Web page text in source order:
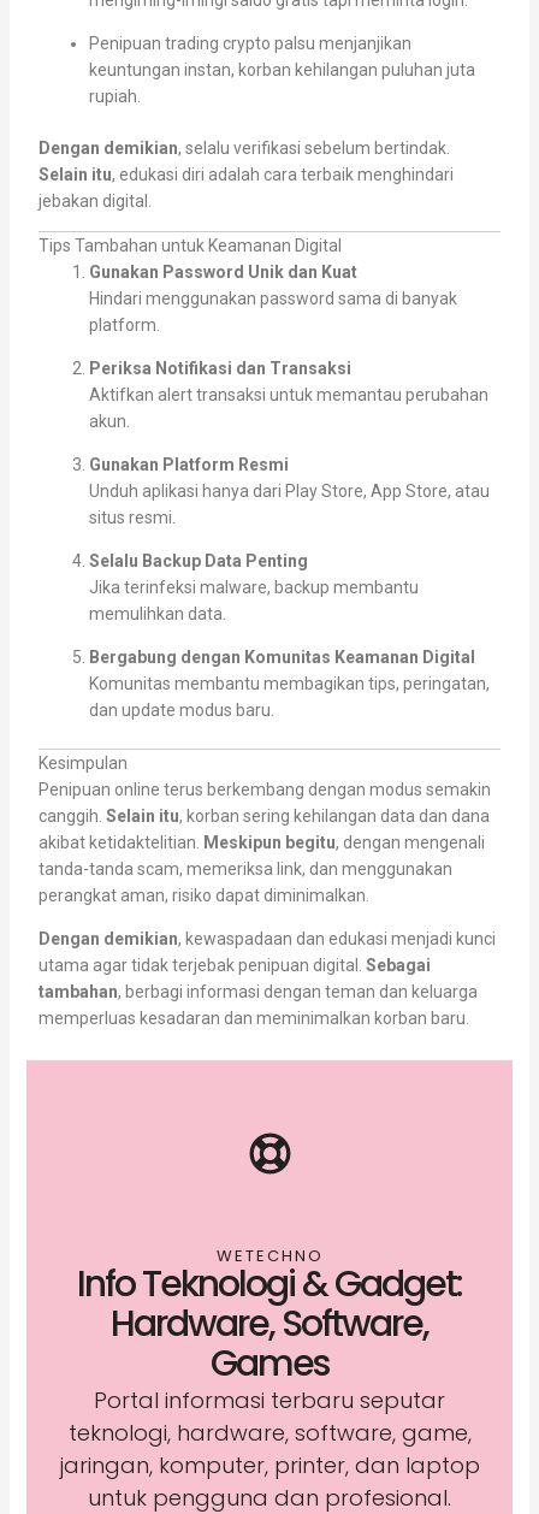
Penipuan trading crypto palsu menjanjikan
keuntungan instan, korban kehilangan puluhan juta
rupiah.
Dengan demikian, selalu verifikasi sebelum bertindak.
Selain itu, edukasi diri adalah cara terbaik menghindari
jebakan digital.
Tips Tambahan untuk Keamanan Digital
Gunakan Password Unik dan Kuat
Hindari menggunakan password sama di banyak
platform.
Periksa Notifikasi dan Transaksi
Aktifkan alert transaksi untuk memantau perubahan
akun.
Gunakan Platform Resmi
Unduh aplikasi hanya dari Play Store, App Store, atau
situs resmi.
Selalu Backup Data Penting
Jika terinfeksi malware, backup membantu
memulihkan data.
Bergabung dengan Komunitas Keamanan Digital
Komunitas membantu membagikan tips, peringatan,
dan update modus baru.
Kesimpulan
Penipuan online terus berkembang dengan modus semakin
canggih. Selain itu, korban sering kehilangan data dan dana
akibat ketidaktelitian. Meskipun begitu, dengan mengenali
tanda-tanda scam, memeriksa link, dan menggunakan
perangkat aman, risiko dapat diminimalkan.
Dengan demikian, kewaspadaan dan edukasi menjadi kunci
utama agar tidak terjebak penipuan digital. Sebagai
tambahan, berbagi informasi dengan teman dan keluarga
memperluas kesadaran dan meminimalkan korban baru.
WETECHNO
Info Teknologi & Gadget:
Hardware, Software,
Games
Portal informasi terbaru seputar
teknologi, hardware, software, game,
jaringan, komputer, printer, dan laptop
untuk pengguna dan profesional.